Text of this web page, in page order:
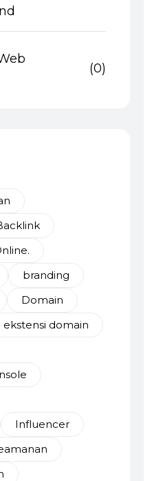
(0)
branding
Domain
ekstensi domain
Influencer